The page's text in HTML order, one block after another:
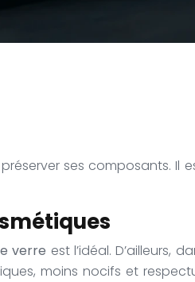
ses composants. Il
verre est l’idéal. D’ailleurs,
moins nocifs et